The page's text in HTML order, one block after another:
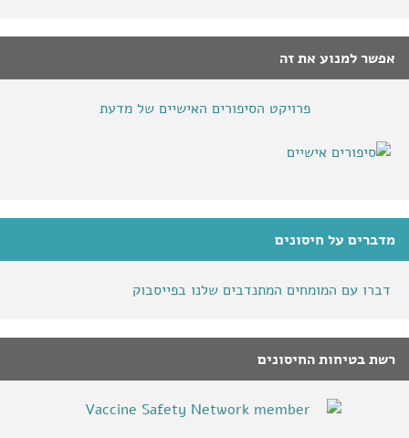
אפשר למנוע את זה
פרויקט הסיפורים האישיים של מדעת
מדברים על חיסונים
דברו עם המומחים המתנדבים שלנו בפייסבוק
רשת בטיחות החיסונים